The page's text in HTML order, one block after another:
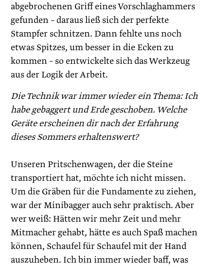
abgebrochenen Griff eines Vorschlaghammers
gefunden – daraus ließ sich der perfekte
Stampfer schnitzen. Dann fehlte uns noch
etwas Spitzes, um besser in die Ecken zu
kommen – so entwickelte sich das Werkzeug
aus der Logik der Arbeit.
Die Technik war immer wieder ein Thema: Ich
habe gebaggert und Erde geschoben. Welche
Geräte erscheinen dir nach der Erfahrung
dieses Sommers erhaltenswert?
Unseren Pritschenwagen, der die Steine
transportiert hat, möchte ich nicht missen.
Um die Gräben für die Fundamente zu ziehen,
war der Minibagger auch sehr praktisch. Aber
wer weiß: Hätten wir mehr Zeit und mehr
Mitmacher gehabt, hätte es auch Spaß machen
können, Schaufel für Schaufel mit der Hand
auszuheben. Ich bin immer wieder baff, was